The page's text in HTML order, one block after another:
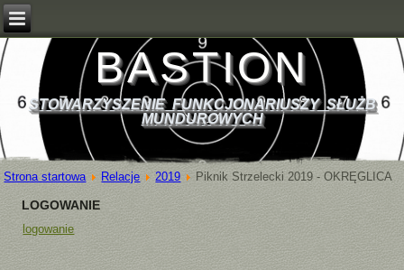
BASTION
STOWARZYSZENIE FUNKCJONARIUSZY SŁUŻB
MUNDUROWYCH
Strona startowa Relacje 2019 Piknik Strzelecki 2019 - OKRĘGLICA
LOGOWANIE
logowanie